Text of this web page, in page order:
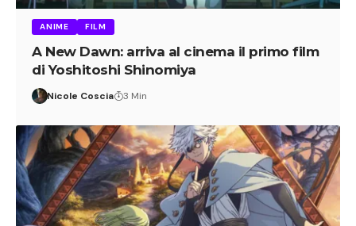
ANIME FILM
A New Dawn: arriva al cinema il primo film
di Yoshitoshi Shinomiya
Nicole Coscia 3 Min